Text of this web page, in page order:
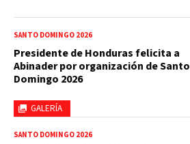
GALERÍA
SANTO DOMINGO 2026
Presidente de Honduras felicita a
Abinader por organización de Santo
Domingo 2026
SANTO DOMINGO 2026